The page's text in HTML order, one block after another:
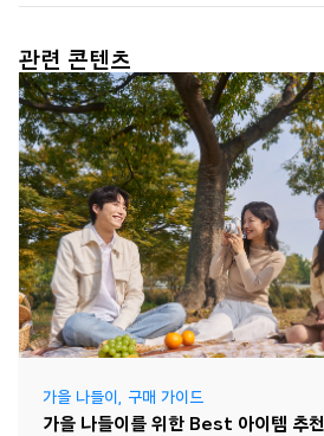
관련 콘텐츠
가을 나들이를 위한 Best 아이템 추천
가을 나들이 구매 가이드